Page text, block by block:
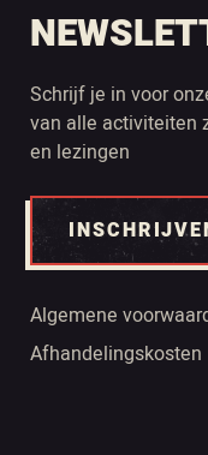
Schrijf je in voor
van alle activiteiten
en lezingen
Algemene
Afhandelingskosten